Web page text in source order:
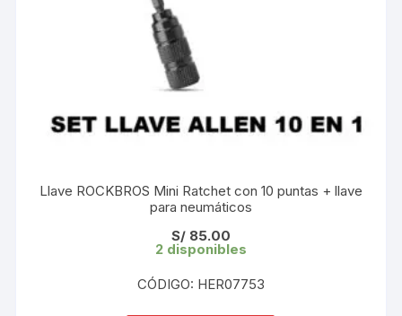
Llave ROCKBROS Mini Ratchet con 10 puntas + llave
para neumáticos
S/85.00
2 disponibles
CÓDIGO: HER07753